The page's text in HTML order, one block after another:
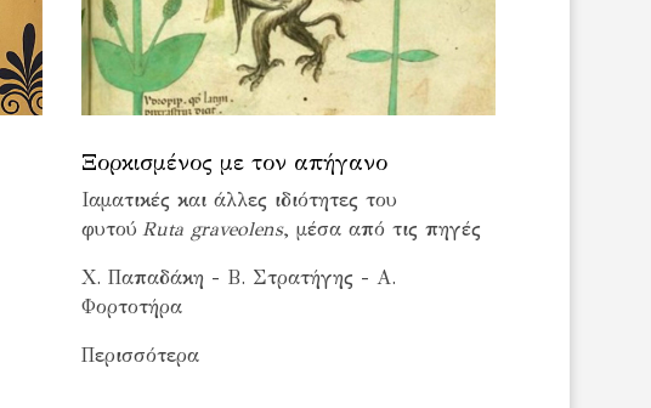
Ξορκισμένος με τον απήγανο
Ιαματικές και άλλες ιδιότητες του
φυτού Ruta graveolens, μέσα από τις πηγές
Χ. Παπαδάκη - Β. Στρατήγης - Α.
Φορτοτήρα
Περισσότερα